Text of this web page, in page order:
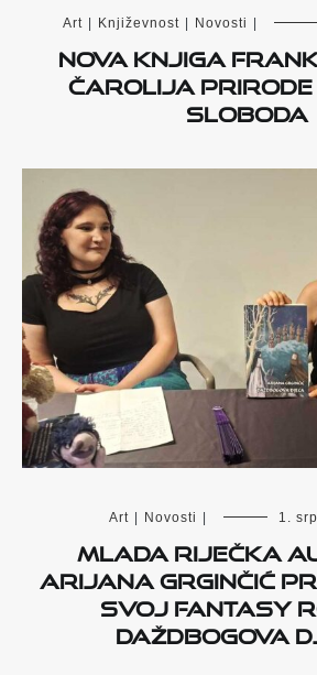
Art Književnost Novosti
Nova knjiga
Čarolija prirode
sloboda
Art Novosti 1.
Mlada riječka
Arijana Grginčić
svoj fantasy
Daždbogova